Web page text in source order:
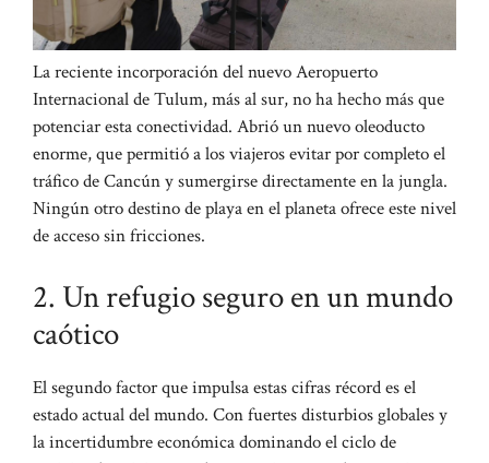
La reciente incorporación del nuevo Aeropuerto
Internacional de Tulum, más al sur, no ha hecho más que
potenciar esta conectividad. Abrió un nuevo oleoducto
enorme, que permitió a los viajeros evitar por completo el
tráfico de Cancún y sumergirse directamente en la jungla.
Ningún otro destino de playa en el planeta ofrece este nivel
de acceso sin fricciones.
2. Un refugio seguro en un mundo
caótico
El segundo factor que impulsa estas cifras récord es el
estado actual del mundo. Con fuertes disturbios globales y
la incertidumbre económica dominando el ciclo de